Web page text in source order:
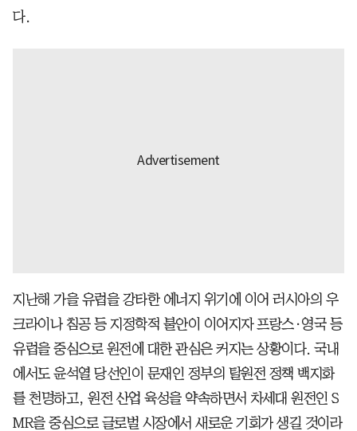
다.
지난해 가을 유럽을 강타한 에너지 위기에 이어 러시아의 우
크라이나 침공 등 지정학적 불안이 이어지자 프랑스·영국 등
유럽을 중심으로 원전에 대한 관심은 커지는 상황이다. 국내
에서도 윤석열 당선인이 문재인 정부의 탈원전 정책 백지화
를 천명하고, 원전 산업 육성을 약속하면서 차세대 원전인 S
MR을 중심으로 글로벌 시장에서 새로운 기회가 생길 것이라